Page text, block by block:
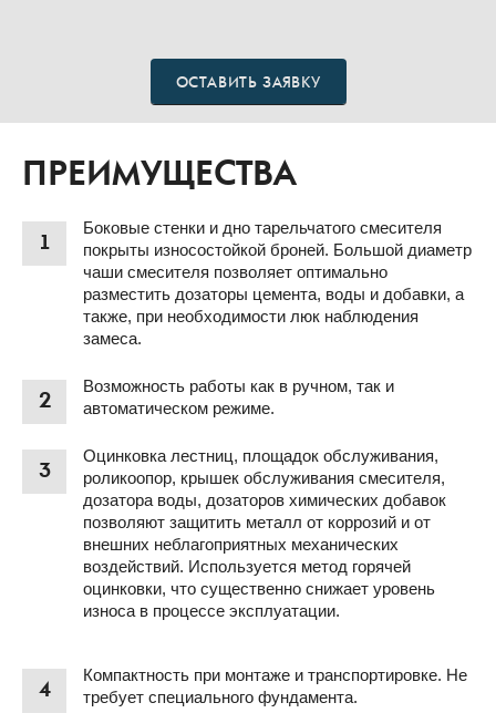
ОСТАВИТЬ ЗАЯВКУ
ПРЕИМУЩЕСТВА
1
Боковые стенки и дно тарельчатого смесителя
покрыты износостойкой броней. Большой диаметр
чаши смесителя позволяет оптимально
разместить дозаторы цемента, воды и добавки, а
также, при необходимости люк наблюдения
замеса.
2
Возможность работы как в ручном, так и
автоматическом режиме.
3
Оцинковка лестниц, площадок обслуживания,
роликоопор, крышек обслуживания смесителя,
дозатора воды, дозаторов химических добавок
позволяют защитить металл от коррозий и от
внешних неблагоприятных механических
воздействий. Используется метод горячей
оцинковки, что существенно снижает уровень
износа в процессе эксплуатации.
4
Компактность при монтаже и транспортировке. Не
требует специального фундамента.